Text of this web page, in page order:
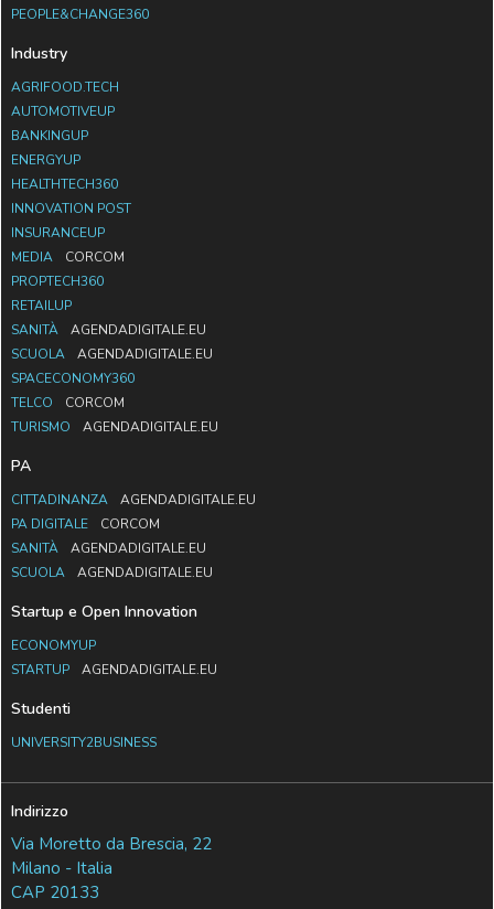
PEOPLE&CHANGE360
Industry
AGRIFOOD.TECH
AUTOMOTIVEUP
BANKINGUP
ENERGYUP
HEALTHTECH360
INNOVATION POST
INSURANCEUP
MEDIA
CORCOM
PROPTECH360
RETAILUP
SANITÀ
AGENDADIGITALE.EU
SCUOLA
AGENDADIGITALE.EU
SPACECONOMY360
TELCO
CORCOM
TURISMO
AGENDADIGITALE.EU
PA
CITTADINANZA
AGENDADIGITALE.EU
PA DIGITALE
CORCOM
SANITÀ
AGENDADIGITALE.EU
SCUOLA
AGENDADIGITALE.EU
Startup e Open Innovation
ECONOMYUP
STARTUP
AGENDADIGITALE.EU
Studenti
UNIVERSITY2BUSINESS
Indirizzo
Via Moretto da Brescia, 22
Milano - Italia
CAP 20133